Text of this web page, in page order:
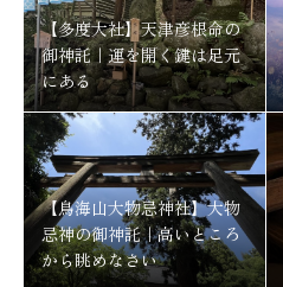
【多度大社】天津彦根命の
御神託｜運を開く鍵は足元
にある
【鳥海山大物忌神社】大物
忌神の御神託｜高いところ
から眺めなさい